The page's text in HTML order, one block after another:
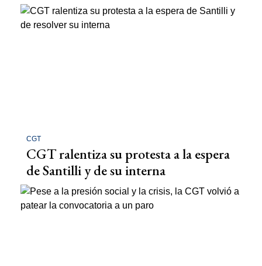
CGT
CGT ralentiza su protesta a la espera
de Santilli y de su interna